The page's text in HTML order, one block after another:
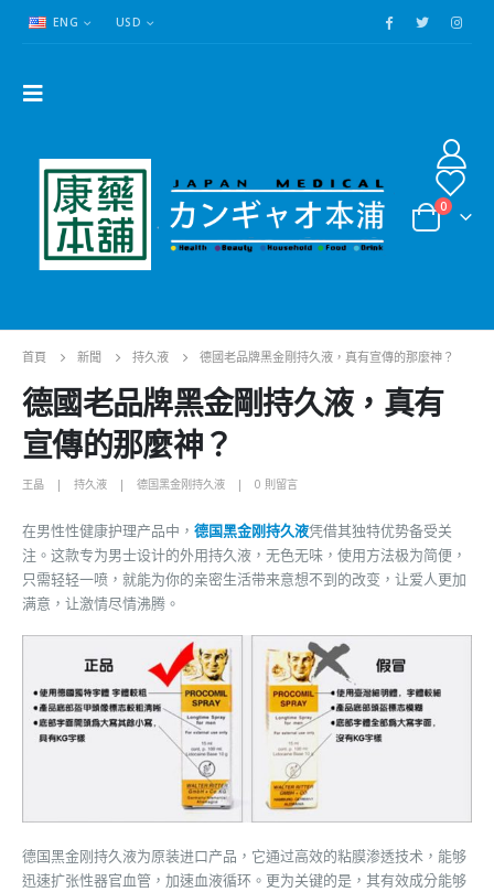
ENG USD
0
首頁 新聞 持久液 德國老品牌黑金剛持久液，真有宣傳的那麼神？
德國老品牌黑金剛持久液，真有
宣傳的那麼神？
王晶 持久液 德国黑金刚持久液 0 則留言
在男性性健康护理产品中， 德国黑金刚持久液凭借其独特优势备受关
注。这款专为男士设计的外用持久液，无色无味，使用方法极为简便，
只需轻轻一喷，就能为你的亲密生活带来意想不到的改变，让爱人更加
满意，让激情尽情沸腾。
德国黑金刚持久液为原装进口产品，它通过高效的粘膜渗透技术，能够
迅速扩张性器官血管，加速血液循环。更为关键的是，其有效成分能够